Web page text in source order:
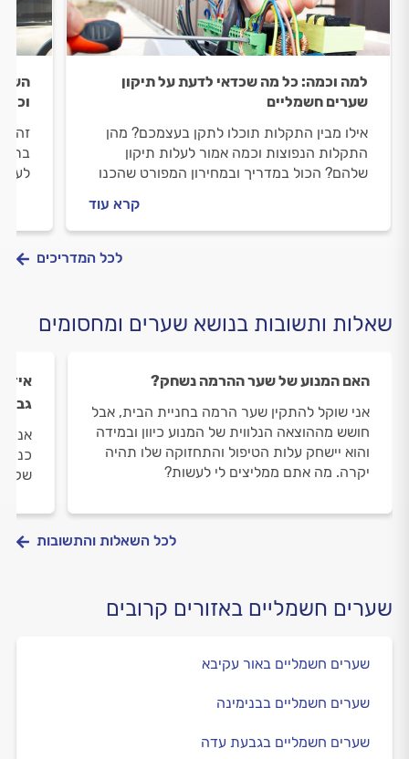
למה וכמה: כל מה שכדאי לדעת על תיקון
שערים חשמליים
אילו מבין התקלות תוכלו לתקן בעצמכם? מהן
התקלות הנפוצות וכמה אמור לעלות תיקון
שלהם? הכול במדריך ובמחירון המפורט שהכנו
קרא עוד
זה
לכל המדריכים
שאלות ותשובות בנושא שערים ומחסומים
האם המנוע של שער ההרמה נשחק?
אני שוקל להתקין שער הרמה בחניית הבית, אבל
חושש מההוצאה הנלווית של המנוע כיוון ובמידה
והוא יישחק עלות הטיפול והתחזוקה שלו תהיה
יקרה. מה אתם ממליצים לי לעשות?
אני
לכל השאלות והתשובות
שערים חשמליים באזורים קרובים
שערים חשמליים באור עקיבא
שערים חשמליים בבנימינה
שערים חשמליים בגבעת עדה